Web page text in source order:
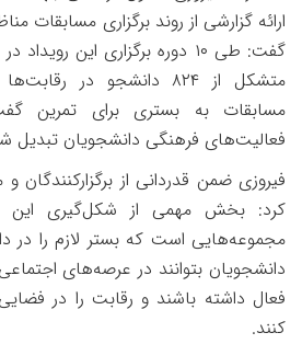
ارائه گزارشی از روند برگزاری مسابقات
گفت: طی ۱۰ دوره برگزاری این رویداد در
متشکل از ۸۲۴ دانشجو در
مسابقات به بستری برای تمرین
فعالیت‌های فرهنگی دانشجویان تبدیل
فیروزی ضمن قدردانی از برگزارکنندگان و
کرد: بخش مهمی از شکل‌گیری این
مجموعه‌هایی است که بستر لازم را در
دانشجویان بتوانند در عرصه‌های
فعال داشته باشند و رقابت را در
کنند.